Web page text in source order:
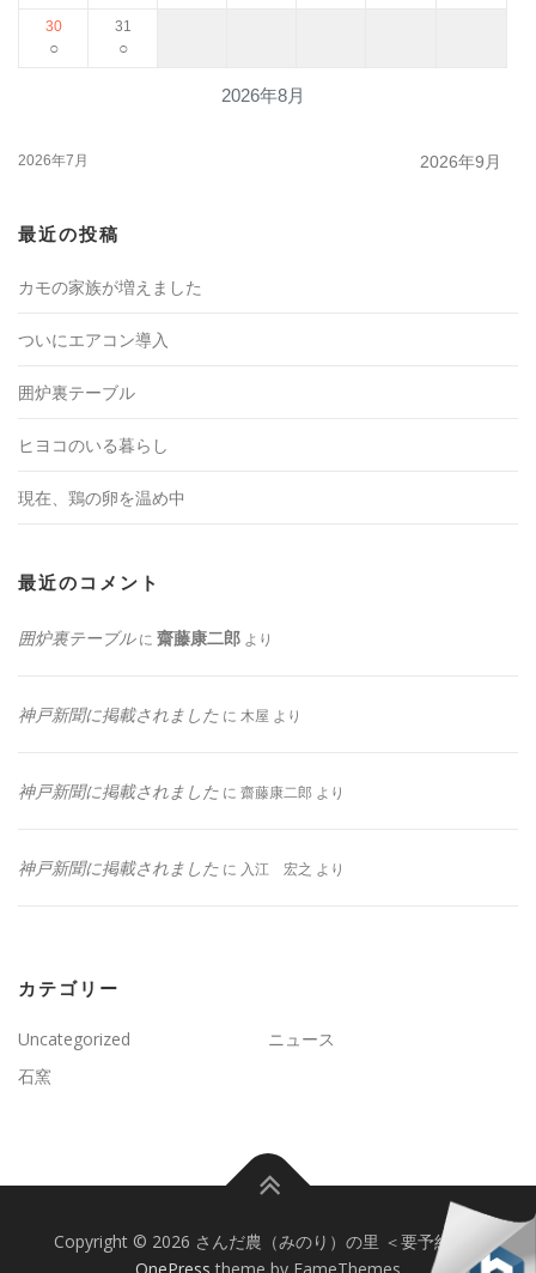
2026年8月
30
○
31
○
2026年7月 2026年9月
最近の投稿
カモの家族が増えました
ついにエアコン導入
囲炉裏テーブル
ヒヨコのいる暮らし
現在、鶏の卵を温め中
最近のコメント
囲炉裏テーブルに 齋藤康二郎 より
神戸新聞に掲載されました に 木屋 より
神戸新聞に掲載されました に 齋藤康二郎 より
神戸新聞に掲載されました に 入江 宏之 より
カテゴリー
Uncategorized
ニュース
石窯
Copyright © 2026 さんだ農（みのり）の里 ＜要予約＞